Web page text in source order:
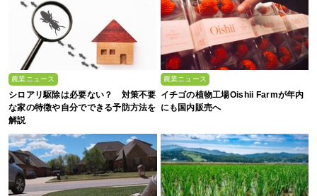
農業ニュース
シロアリ駆除は必要ない？ 対策不要
な家の特徴や自分でできる予防方法を
解説
農業ニュース
イチゴの植物工場Oishii Farmが年内
にも国内販売へ